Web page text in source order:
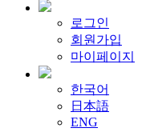
로그인
회원가입
마이페이지
한국어
日本語
ENG